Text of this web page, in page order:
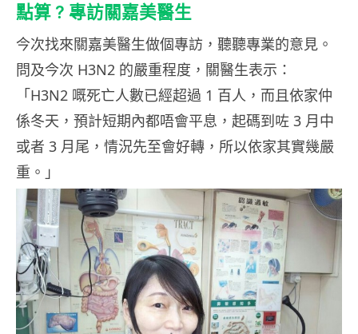
點算 ? 專訪關嘉美醫生
今次找來關嘉美醫生做個專訪，聽聽專業的意見。
問及今次 H3N2 的嚴重程度，關醫生表示：
「H3N2 嘅死亡人數已經超過 1 百人，而且依家仲
係冬天，預計短期內都唔會平息，起碼到咗 3 月中
或者 3 月尾，情況先至會好轉，所以依家其實幾嚴
重。」